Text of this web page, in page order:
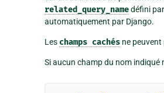
related_query_namedéfini par
automatiquement par Django.
Les champs cachésne peuvent
Si aucun champ du nom indiqué